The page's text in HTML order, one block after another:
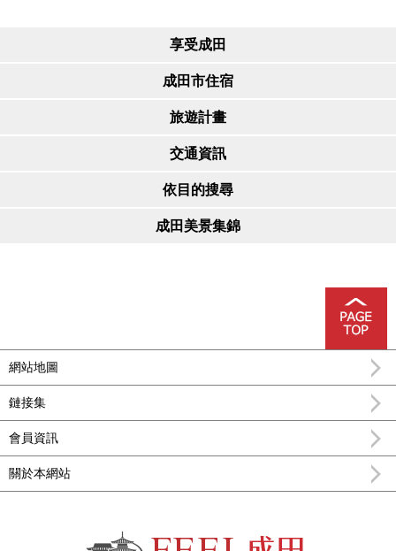
享受成田
成田市住宿
旅遊計畫
交通資訊
依目的搜尋
成田美景集錦
網站地圖
鏈接集
會員資訊
關於本網站
FEEL成田成田市公式觀光信息